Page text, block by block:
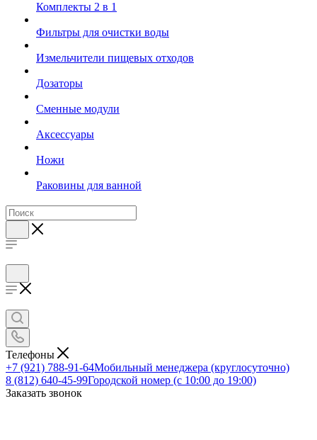
Комплекты 2 в 1
Фильтры для очистки воды
Измельчители пищевых отходов
Дозаторы
Cменные модули
Аксессуары
Ножи
Раковины для ванной
Телефоны
+7 (921) 788-91-64Мобильный менеджера (круглосуточно)
8 (812) 640-45-99Городской номер (с 10:00 до 19:00)
Заказать звонок